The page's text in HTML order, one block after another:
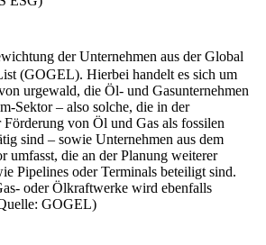
der Unternehmen aus der Global
(GOGEL). Hierbei handelt es sich um
urgewald, die Öl- und Gasunternehmen
Sektor – also solche, die in der
von Öl und Gas als fossilen
sind – sowie Unternehmen aus dem
umfasst, die an der Planung weiterer
Pipelines oder Terminals beteiligt sind.
oder Ölkraftwerke wird ebenfalls
GOGEL)